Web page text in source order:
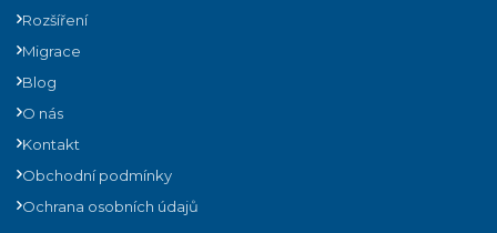
Rozšíření
Migrace
Blog
O nás
Kontakt
Obchodní podmínky
Ochrana osobních údajů